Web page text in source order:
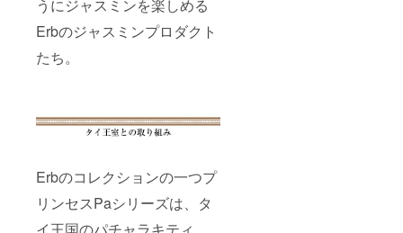
うにジャスミンを楽しめる
Erbのジャスミンプロダクト
たち。
Erbのコレクションの一つプ
リンセスPaシリーズは、タ
イ王国のパチャラキティ